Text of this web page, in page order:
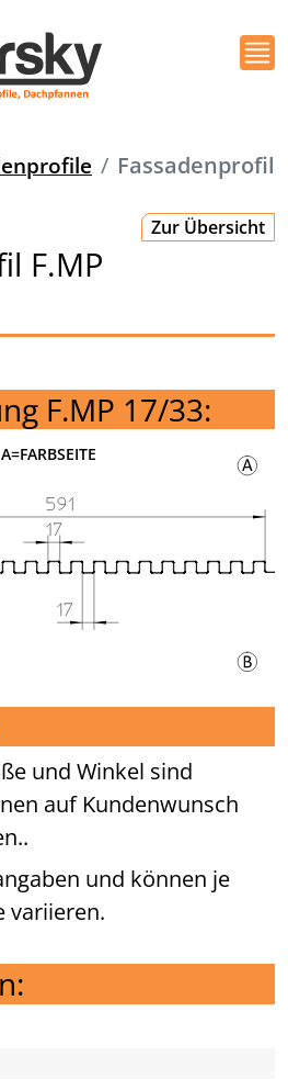
Fassadenprofil
Zur Übersicht
F.MP
F.MP 17/33:
und Winkel sind
auf Kundenwunsch
und können je
variieren.